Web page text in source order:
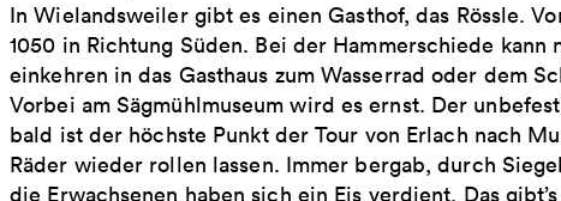
In Wielandsweiler gibt es einen Gasthof, das Rössle.
1050 in Richtung Süden. Bei der Hammerschiede
einkehren in das Gasthaus zum Wasserrad oder dem
Vorbei am Sägmühlmuseum wird es ernst. Der
bald ist der höchste Punkt der Tour von Erlach nach
Räder wieder rollen lassen. Immer bergab, durch
die Erwachsenen haben sich ein Eis verdient. Das